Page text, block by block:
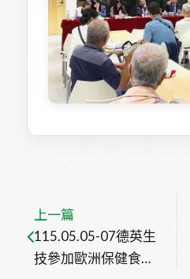
上一篇
115.05.05-07德英生
技參加歐洲保健食品